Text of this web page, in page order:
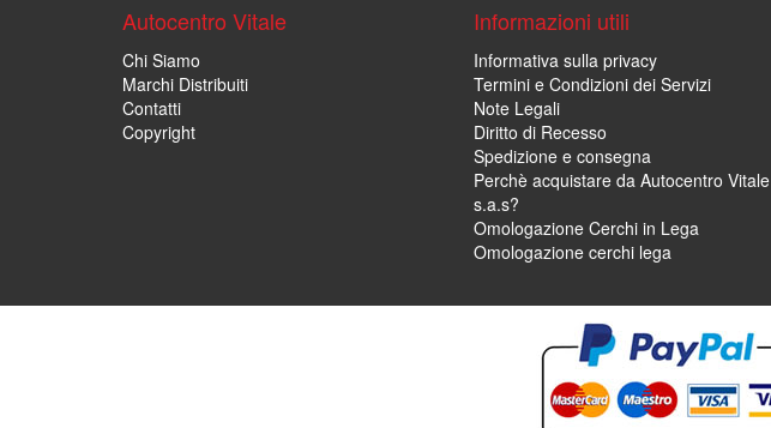
Autocentro Vitale
Chi Siamo
Marchi Distribuiti
Contatti
Copyright
Informazioni utili
Informativa sulla privacy
Termini e Condizioni dei Servizi
Note Legali
Diritto di Recesso
Spedizione e consegna
Perchè acquistare da Autocentro Vitale
s.a.s?
Omologazione Cerchi in Lega
Omologazione cerchi lega